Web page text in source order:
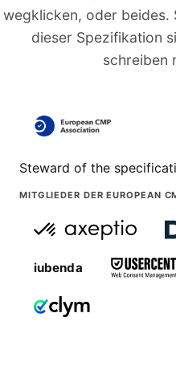
wegklicken, oder beides.
dieser Spezifikation
schreiben
Steward of the
MITGLIEDER DER EUROPEAN
iubenda